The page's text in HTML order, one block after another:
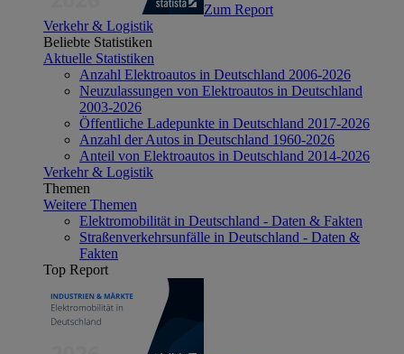
Zum Report
Verkehr & Logistik
Beliebte Statistiken
Aktuelle Statistiken
Anzahl Elektroautos in Deutschland 2006-2026
Neuzulassungen von Elektroautos in Deutschland
2003-2026
Öffentliche Ladepunkte in Deutschland 2017-2026
Anzahl der Autos in Deutschland 1960-2026
Anteil von Elektroautos in Deutschland 2014-2026
Verkehr & Logistik
Themen
Weitere Themen
Elektromobilität in Deutschland - Daten & Fakten
Straßenverkehrsunfälle in Deutschland - Daten &
Fakten
Top Report